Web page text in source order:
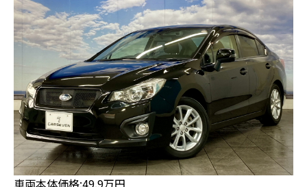
車両本体価格:49.9万円